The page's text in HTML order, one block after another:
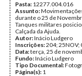
Pasta: 12277.004.016
Assunto:
durante o 25 de
Tanques militares
Calçada da Ajuda.
Autor:Inácio Ludgero
Inscrições:204; 25NOV;
Data:terça, 25 de
Fundo:Inácio Ludgero
Tipo Documental:
Página(s): 1